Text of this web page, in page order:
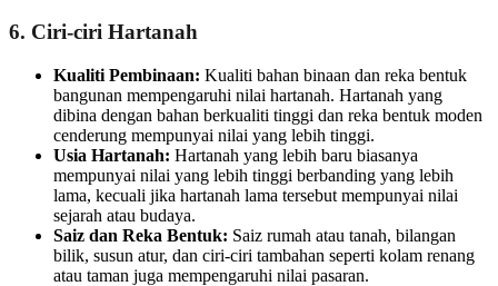
6. Ciri-ciri Hartanah
Kualiti Pembinaan: Kualiti bahan binaan dan reka bentuk
bangunan mempengaruhi nilai hartanah. Hartanah yang
dibina dengan bahan berkualiti tinggi dan reka bentuk moden
cenderung mempunyai nilai yang lebih tinggi.
Usia Hartanah: Hartanah yang lebih baru biasanya
mempunyai nilai yang lebih tinggi berbanding yang lebih
lama, kecuali jika hartanah lama tersebut mempunyai nilai
sejarah atau budaya.
Saiz dan Reka Bentuk: Saiz rumah atau tanah, bilangan
bilik, susun atur, dan ciri-ciri tambahan seperti kolam renang
atau taman juga mempengaruhi nilai pasaran.